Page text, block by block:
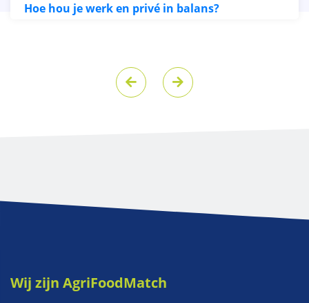
Hoe hou je werk en privé in balans?
Wij zijn AgriFoodMatch